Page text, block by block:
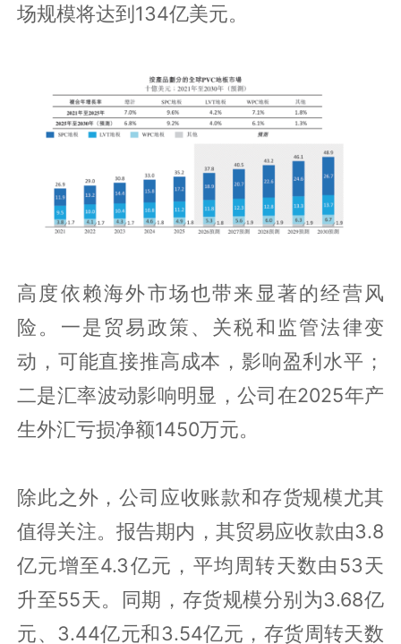
场规模将达到134亿美元。
高度依赖海外市场也带来显著的经营风
险。一是贸易政策、关税和监管法律变
动，可能直接推高成本，影响盈利水平；
二是汇率波动影响明显，公司在2025年产
生外汇亏损净额1450万元。
除此之外，公司应收账款和存货规模尤其
值得关注。报告期内，其贸易应收款由3.8
亿元增至4.3亿元，平均周转天数由53天
升至55天。同期，存货规模分别为3.68亿
元、3.44亿元和3.54亿元，存货周转天数